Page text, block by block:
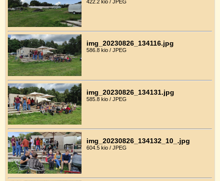
422.2 kio / JPEG
img_20230826_134116.jpg
586.8 kio / JPEG
img_20230826_134131.jpg
585.8 kio / JPEG
img_20230826_134132_10_.jpg
604.5 kio / JPEG